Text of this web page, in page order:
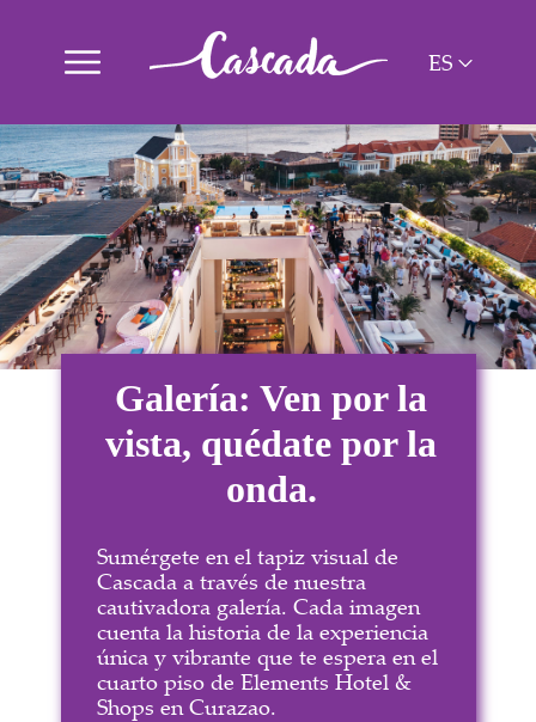
ES
PT
EN
Sumérgete en el tapiz visual de
Cascada a través de nuestra
cautivadora galería. Cada imagen
cuenta la historia de la experiencia
única y vibrante que te espera en el
cuarto piso de Elements Hotel &
Shops en Curazao.
Galería: Ven por la
vista, quédate por la
onda.